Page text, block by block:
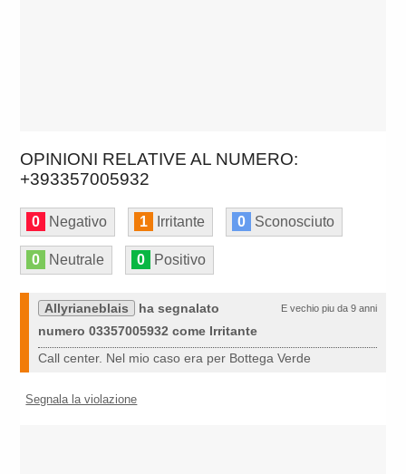
OPINIONI RELATIVE AL NUMERO:
+393357005932
0 Negativo 1 Irritante 0 Sconosciuto
0 Neutrale 0 Positivo
E vechio piu da 9 anni
Allyrianeblais
ha segnalato
numero 03357005932 come Irritante
Call center. Nel mio caso era per Bottega Verde
Segnala la violazione